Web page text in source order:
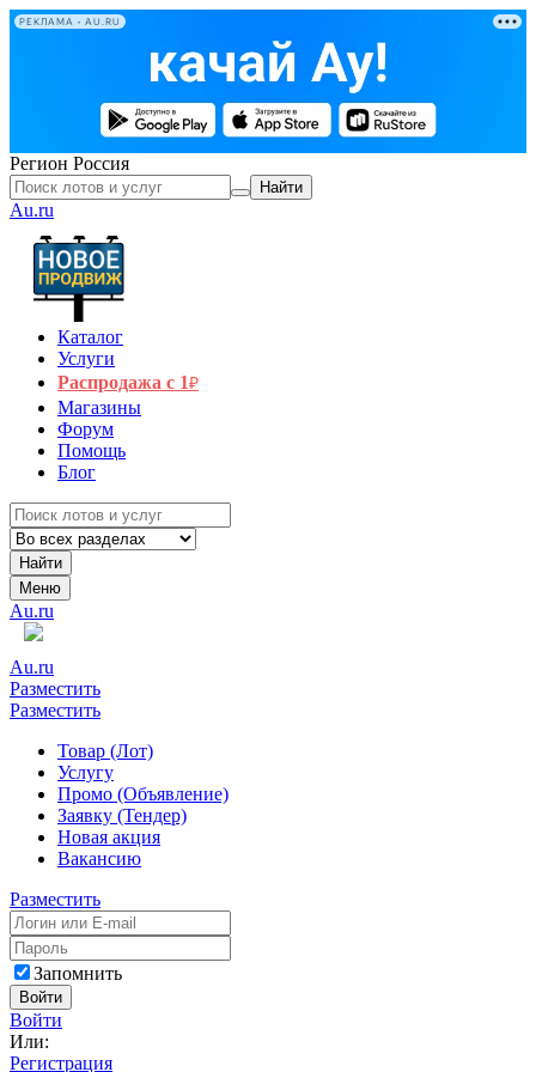
РЕКЛАМА • AU.RU
Регион Россия
Найти
Au.ru
Каталог
Услуги
Распродажа с 1₽
Магазины
Форум
Помощь
Блог
Найти
Меню
Au.ru
Au.ru
Разместить
Разместить
Товар (Лот)
Услугу
Промо (Объявление)
Заявку (Тендер)
Новая акция
Вакансию
Разместить
Запомнить
Войти
Войти
Или:
Регистрация